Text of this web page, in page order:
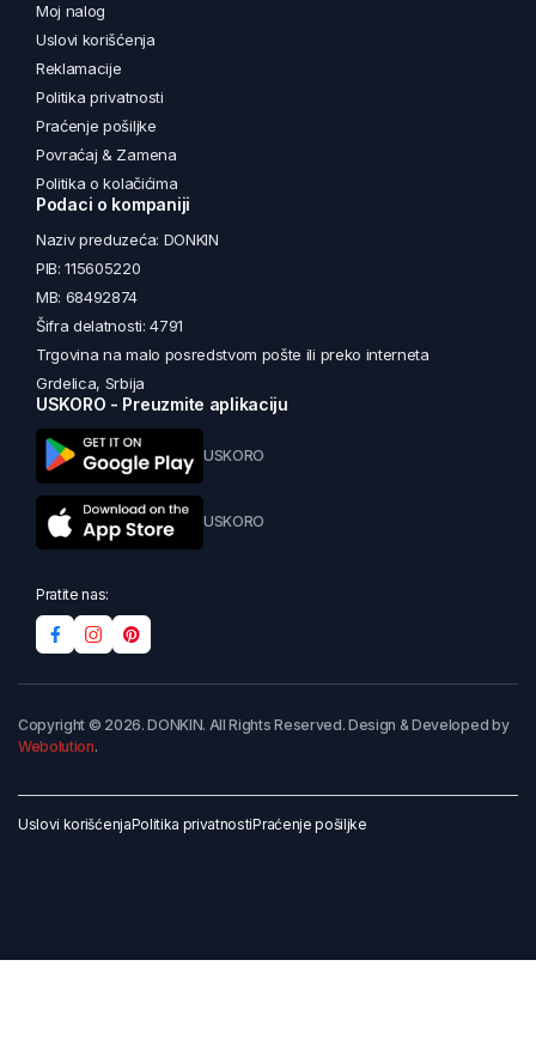
Moj nalog
Uslovi korišćenja
Reklamacije
Politika privatnosti
Praćenje pošiljke
Povraćaj & Zamena
Politika o kolačićima
Podaci o kompaniji
Naziv preduzeća: DONKIN
PIB: 115605220
MB: 68492874
Šifra delatnosti: 4791
Trgovina na malo posredstvom pošte ili preko interneta
Grdelica, Srbija
USKORO - Preuzmite aplikaciju
USKORO
USKORO
Pratite nas:
Copyright © 2026. DONKIN. All Rights Reserved. Design & Developed by
Webolution.
Uslovi korišćenjaPolitika privatnostiPraćenje pošiljke